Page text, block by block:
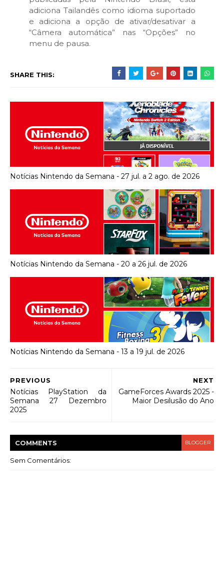
adiciona Tailandês como idioma suportado
e adiciona a opção de ativar/desativar a
“Câmera automática” nas “Opções” no
menu de pausa.
SHARE THIS:
Notícias Nintendo da Semana - 27 jul. a 2 ago. de 2026
Notícias Nintendo da Semana - 20 a 26 jul. de 2026
Notícias Nintendo da Semana - 13 a 19 jul. de 2026
NEXT
GameForces Awards 2025 -
Maior Desilusão do Ano
PREVIOUS
Notícias PlayStation da
Semana 27 Dezembro
2025
COMMENTS BLOGGER
Sem Comentários: